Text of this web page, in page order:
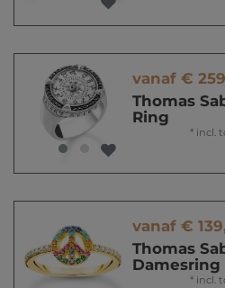
vanaf €
Thomas
Ring
* incl.
vanaf €
Thomas
Damesring
* incl.